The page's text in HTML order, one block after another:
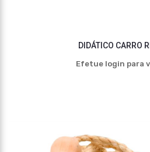
DIDÁTICO CARRO
Efetue login para